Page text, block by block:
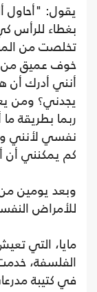
يقول: "أحاول
بغطاء للرأس
تخلصت من
خوف عميق من
أنني أدرك
يجدني؟ ومن
ربما بطريقة
نفسي لأنني
كم يمكنني أن
وبعد يومين
للأمراض
مايا، التي
الفلسفة،
في كتيبة